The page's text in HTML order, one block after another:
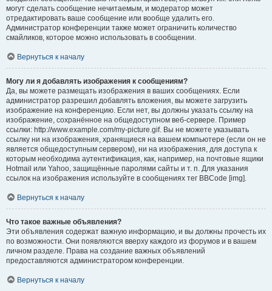
могут сделать сообщение нечитаемым, и модератор может
отредактировать ваше сообщение или вообще удалить его.
Администратор конференции также может ограничить количество
смайликов, которое можно использовать в сообщении.
Вернуться к началу
Могу ли я добавлять изображения к сообщениям?
Да, вы можете размещать изображения в ваших сообщениях. Если
администратор разрешил добавлять вложения, вы можете загрузить
изображение на конференцию. Если нет, вы должны указать ссылку на
изображение, сохранённое на общедоступном веб-сервере. Пример
ссылки: http://www.example.com/my-picture.gif. Вы не можете указывать
ссылку ни на изображения, хранящиеся на вашем компьютере (если он не
является общедоступным сервером), ни на изображения, для доступа к
которым необходима аутентификация, как, например, на почтовые ящики
Hotmail или Yahoo, защищённые паролями сайты и т. п. Для указания
ссылок на изображения используйте в сообщениях тег BBCode [img].
Вернуться к началу
Что такое важные объявления?
Эти объявления содержат важную информацию, и вы должны прочесть их
по возможности. Они появляются вверху каждого из форумов и в вашем
личном разделе. Права на создание важных объявлений
предоставляются администратором конференции.
Вернуться к началу